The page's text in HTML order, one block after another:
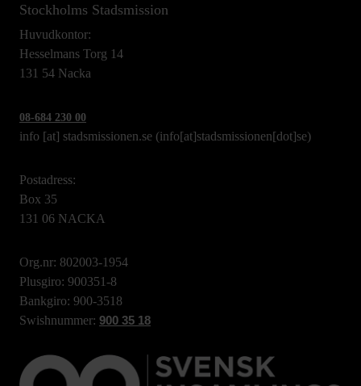
Stockholms Stadsmission
Huvudkontor:
Hesselmans Torg 14
131 54 Nacka
08-684 230 00
info [at] stadsmissionen.se (info[at]stadsmissionen[dot]se)
Postadress:
Box 35
131 06 NACKA
Org.nr: 802003-1954
Plusgiro: 900351-8
Bankgiro: 900-3518
Swishnummer: 900 35 18